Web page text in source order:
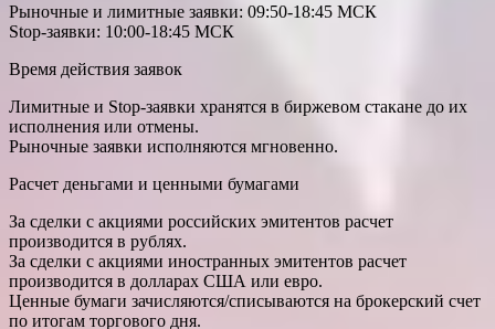
Рыночные и лимитные заявки: 09:50-18:45 МСК
Stop-заявки: 10:00-18:45 МСК
Время действия заявок
Лимитные и Stop-заявки хранятся в биржевом стакане до их
исполнения или отмены.
Рыночные заявки исполняются мгновенно.
Расчет деньгами и ценными бумагами
За сделки с акциями российских эмитентов расчет
производится в рублях.
За сделки с акциями иностранных эмитентов расчет
производится в долларах США или евро.
Ценные бумаги зачисляются/списываются на брокерский счет
по итогам торгового дня.